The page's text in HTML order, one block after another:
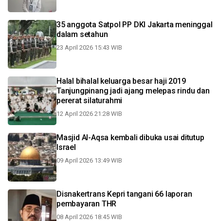
35 anggota Satpol PP DKI Jakarta meninggal
dalam setahun
23 April 2026 15:43 WIB
Halal bihalal keluarga besar haji 2019
Tanjungpinang jadi ajang melepas rindu dan
pererat silaturahmi
12 April 2026 21:28 WIB
Masjid Al-Aqsa kembali dibuka usai ditutup
Israel
09 April 2026 13:49 WIB
Disnakertrans Kepri tangani 66 laporan
pembayaran THR
08 April 2026 18:45 WIB